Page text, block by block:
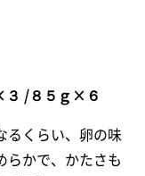
/８５ｇ×６
るくらい、卵の味
らかで、かたさも